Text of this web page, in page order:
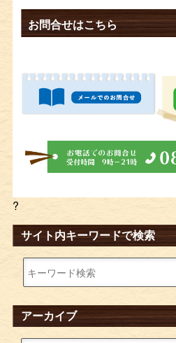
お問合せはこちら
?
サイト内キーワードで検索
アーカイブ